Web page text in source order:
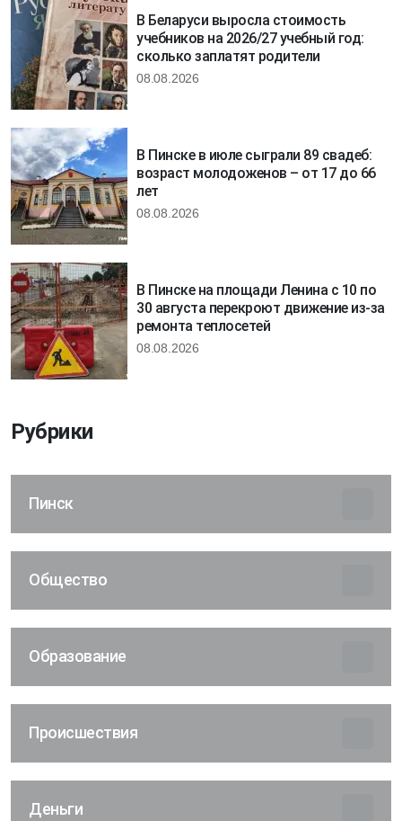
В Беларуси выросла стоимость
учебников на 2026/27 учебный год:
сколько заплатят родители
08.08.2026
В Пинске в июле сыграли 89 свадеб:
возраст молодоженов – от 17 до 66
лет
08.08.2026
В Пинске на площади Ленина с 10 по
30 августа перекроют движение из-за
ремонта теплосетей
08.08.2026
Рубрики
Пинск
Общество
Образование
Происшествия
Деньги